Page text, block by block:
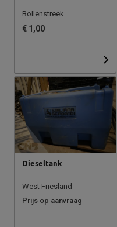
Bollenstreek
€ 1,00
Dieseltank
West Friesland
Prijs op aanvraag